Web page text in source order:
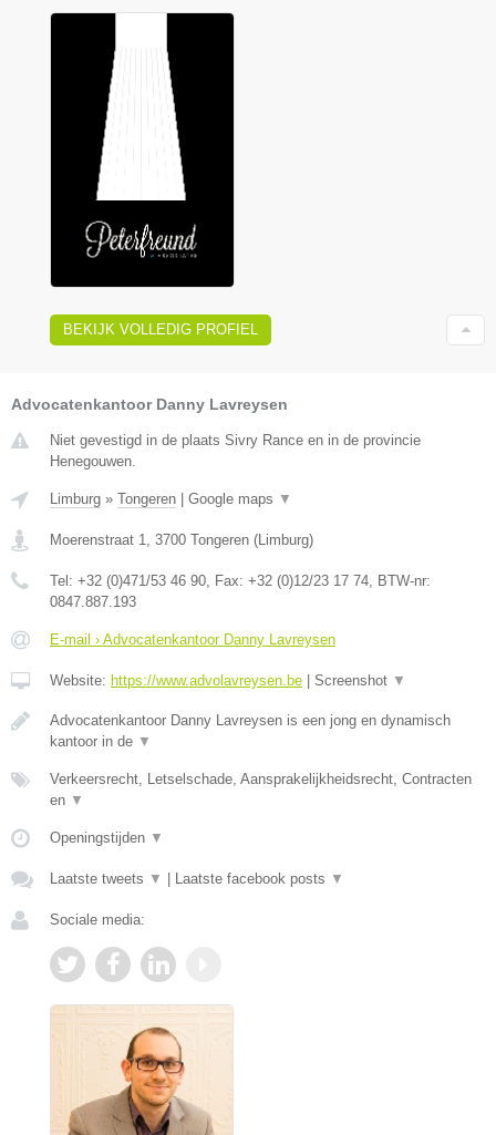
BEKIJK VOLLEDIG PROFIEL
Advocatenkantoor Danny Lavreysen
Niet gevestigd in de plaats Sivry Rance en in de provincie
Henegouwen.
Limburg » Tongeren Google maps ▼
Moerenstraat 1, 3700 Tongeren (Limburg)
Tel: +32 (0)471/53 46 90, Fax: +32 (0)12/23 17 74, BTW-nr:
0847.887.193
E-mail › Advocatenkantoor Danny Lavreysen
Website: https://www.advolavreysen.be Screenshot ▼
Advocatenkantoor Danny Lavreysen is een jong en dynamisch
kantoor in de ▼
Verkeersrecht, Letselschade, Aansprakelijkheidsrecht, Contracten
en ▼
Openingstijden ▼
Laatste tweets ▼ Laatste facebook posts ▼
Sociale media: